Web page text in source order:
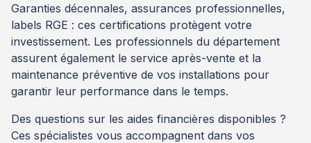
Garanties décennales, assurances professionnelles,
labels RGE : ces certifications protègent votre
investissement. Les professionnels du département
assurent également le service après-vente et la
maintenance préventive de vos installations pour
garantir leur performance dans le temps.
Des questions sur les aides financières disponibles ?
Ces spécialistes vous accompagnent dans vos